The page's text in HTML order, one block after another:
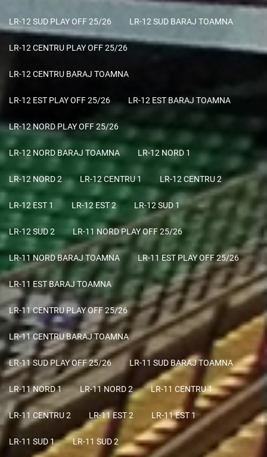
LR-12 SUD PLAY OFF 25/26 LR-12 SUD BARAJ TOAMNA
LR-12 CENTRU PLAY OFF 25/26
LR-12 CENTRU BARAJ TOAMNA
LR-12 EST PLAY OFF 25/26 LR-12 EST BARAJ TOAMNA
LR-12 NORD PLAY OFF 25/26
LR-12 NORD BARAJ TOAMNA LR-12 NORD 1
LR-12 NORD 2 LR-12 CENTRU 1 LR-12 CENTRU 2
LR-12 EST 1 LR-12 EST 2 LR-12 SUD 1
LR-12 SUD 2 LR-11 NORD PLAY OFF 25/26
LR-11 NORD BARAJ TOAMNA LR-11 EST PLAY OFF 25/26
LR-11 EST BARAJ TOAMNA
LR-11 CENTRU PLAY OFF 25/26
LR-11 CENTRU BARAJ TOAMNA
LR-11 SUD PLAY OFF 25/26 LR-11 SUD BARAJ TOAMNA
LR-11 NORD 1 LR-11 NORD 2 LR-11 CENTRU 1
LR-11 CENTRU 2 LR-11 EST 2 LR-11 EST 1
LR-11 SUD 1 LR-11 SUD 2